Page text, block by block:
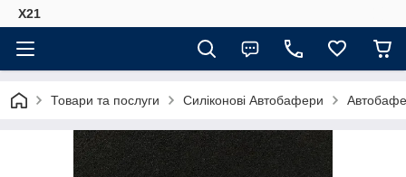
Х21
Товари та послуги Силіконові Автобафери